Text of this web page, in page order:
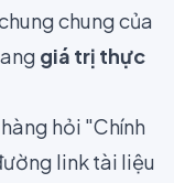
chung của
giá trị thực
hỏi "Chính
link tài liệu